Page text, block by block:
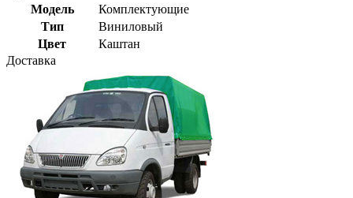
Модель
Комплектующие
Тип
Виниловый
Цвет
Каштан
Доставка